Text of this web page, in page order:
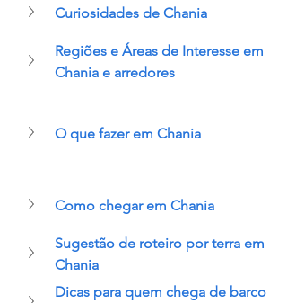
Curiosidades de Chania
Regiões e Áreas de Interesse em
Chania e arredores
O que fazer em Chania
Como chegar em Chania
Sugestão de roteiro por terra em
Chania
Dicas para quem chega de barco